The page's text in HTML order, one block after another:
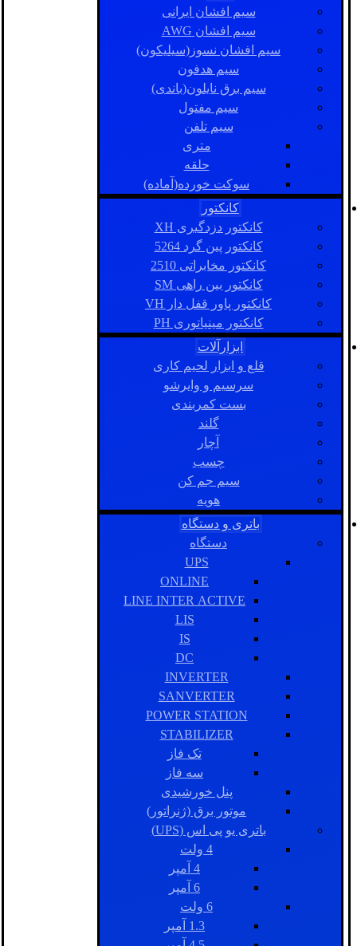
سیم افشان ایرانی
سیم افشان AWG
سیم افشان نسوز(سیلیکون)
سیم هدفون
سیم برق نایلون(باندی)
سیم مفتول
سیم تلفن
متری
حلقه
سوکت خورده(آماده)
کانکتور
کانکتور دزدگیری XH
کانکتور پین گرد 5264
کانکتور مخابراتی 2510
کانکتور بین راهی SM
کانکتور پاور قفل دار VH
کانکتور مینیاتوری PH
ابزارآلات
قلع و ابزار لحیم کاری
سرسیم و وایرشو
بست کمربندی
گلند
آچار
چسب
سیم جم کن
هویه
باتری و دستگاه
دستگاه
UPS
ONLINE
LINE INTER ACTIVE
LIS
IS
DC
INVERTER
SANVERTER
POWER STATION
STABILIZER
تک فاز
سه فاز
پنل خورشیدی
موتور برق (ژنراتور)
باتری یو پی اس (UPS)
4 ولت
4 آمپر
6 آمپر
6 ولت
1.3 آمپر